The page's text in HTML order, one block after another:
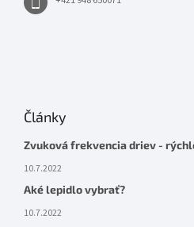
Články
Zvuková frekvencia driev -
10.7.2022
Aké lepidlo vybrať?
10.7.2022